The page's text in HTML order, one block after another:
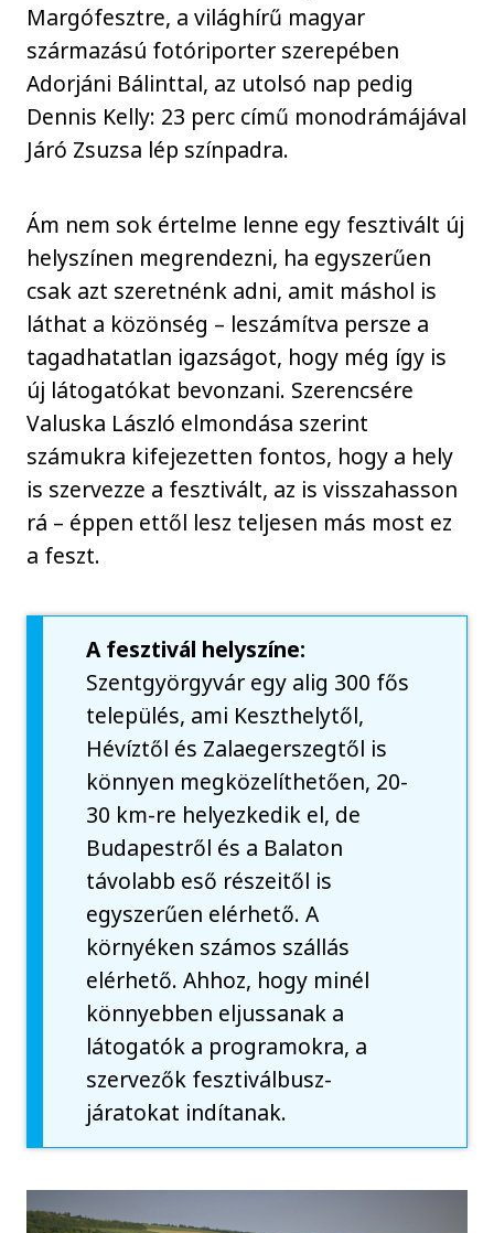
Margófesztre, a világhírű magyar
származású fotóriporter szerepében
Adorjáni Bálinttal, az utolsó nap pedig
Dennis Kelly: 23 perc című monodrámájával
Járó Zsuzsa lép színpadra.
Ám nem sok értelme lenne egy fesztivált új
helyszínen megrendezni, ha egyszerűen
csak azt szeretnénk adni, amit máshol is
láthat a közönség – leszámítva persze a
tagadhatatlan igazságot, hogy még így is
új látogatókat bevonzani. Szerencsére
Valuska László elmondása szerint
számukra kifejezetten fontos, hogy a hely
is szervezze a fesztivált, az is visszahasson
rá – éppen ettől lesz teljesen más most ez
a feszt.
A fesztivál helyszíne:
Szentgyörgyvár egy alig 300 fős
település, ami Keszthelytől,
Hévíztől és Zalaegerszegtől is
könnyen megközelíthetően, 20-
30 km-re helyezkedik el, de
Budapestről és a Balaton
távolabb eső részeitől is
egyszerűen elérhető. A
környéken számos szállás
elérhető. Ahhoz, hogy minél
könnyebben eljussanak a
látogatók a programokra, a
szervezők fesztiválbusz-
járatokat indítanak.